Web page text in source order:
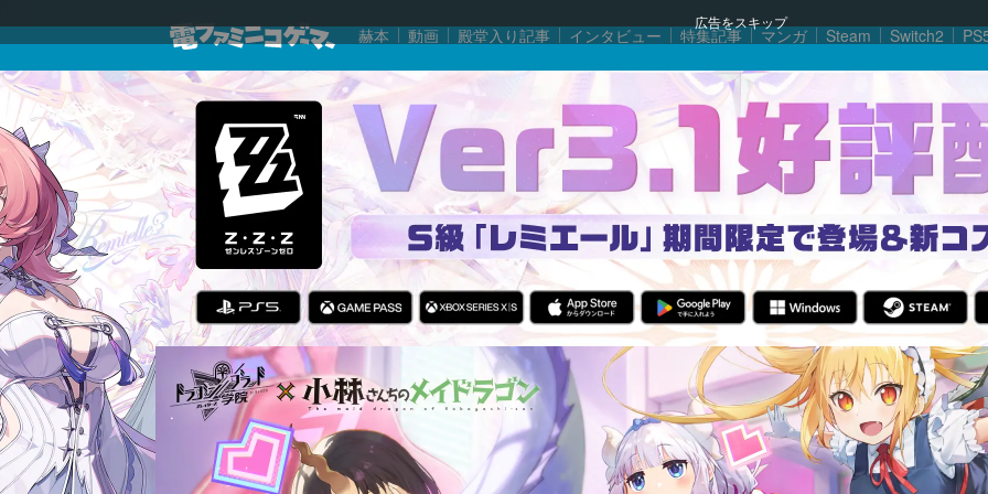
広告をスキップ
赫本 動画 殿堂入り記事 インタビュー 特集記事 マンガ Steam Switch2